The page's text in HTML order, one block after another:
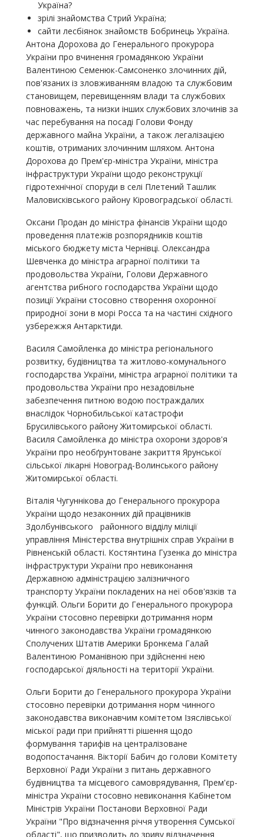
Україна?
зрілі знайомства Стрий Україна;
сайти лесбіянок знайомств Бобринець Україна.
Антона Дорохова до Генерального прокурора
України про вчинення громадянкою України
Валентиною Семенюк-Самсоненко злочинних дій,
пов'язаних із зловживанням владою та службовим
становищем, перевищенням влади та службових
повноважень, та низки інших службових злочинів за
час перебування на посаді Голови Фонду
державного майна України, а також легалізацією
коштів, отриманих злочинним шляхом. Антона
Дорохова до Прем'єр-міністра України, міністра
інфраструктури України щодо реконструкції
гідротехнічної споруди в селі Плетений Ташлик
Маловисківського району Кіровоградської області.
Оксани Продан до міністра фінансів України щодо
проведення платежів розпорядників коштів
міського бюджету міста Чернівці. Олександра
Шевченка до міністра аграрної політики та
продовольства України, Голови Державного
агентства рибного господарства України щодо
позиції України стосовно створення охоронної
природної зони в морі Росса та на частині східного
узбережжя Антарктиди.
Василя Самойленка до міністра регіонального
розвитку, будівництва та житлово-комунального
господарства України, міністра аграрної політики та
продовольства України про незадовільне
забезпечення питною водою постраждалих
внаслідок Чорнобильської катастрофи
Брусилівського району Житомирської області.
Василя Самойленка до міністра охорони здоров'я
України про необґрунтоване закриття Ярунської
сільської лікарні Новоград-Волинського району
Житомирської області.
Віталія Чугуннікова до Генерального прокурора
України щодо незаконних дій працівників
Здолбунівського районного відділу міліції
управління Міністерства внутрішніх справ України в
Рівненській області. Костянтина Гузенка до міністра
інфраструктури України про невиконання
Державною адміністрацією залізничного
транспорту України покладених на неї обов'язків та
функцій. Ольги Борити до Генерального прокурора
України стосовно перевірки дотримання норм
чинного законодавства України громадянкою
Сполучених Штатів Америки Бронкема Галай
Валентиною Романівною при здійсненні нею
господарської діяльності на території України.
Ольги Борити до Генерального прокурора України
стосовно перевірки дотримання норм чинного
законодавства виконавчим комітетом Ізяслівської
міської ради при прийнятті рішення щодо
формування тарифів на централізоване
водопостачання. Вікторії Бабич до голови Комітету
Верховної Ради України з питань державного
будівництва та місцевого самоврядування, Прем'єр-
міністра України стосовно невиконання Кабінетом
Міністрів України Постанови Верховної Ради
України "Про відзначення річчя утворення Сумської
області", що призводить до зриву відзначення